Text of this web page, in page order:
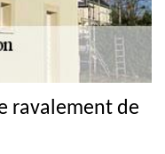
ravalement de